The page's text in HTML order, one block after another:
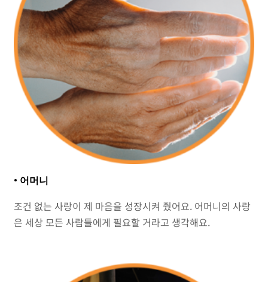
• 어머니
조건 없는 사랑이 제 마음을 성장시켜 줬어요. 어머니의 사랑
은 세상 모든 사람들에게 필요할 거라고 생각해요.